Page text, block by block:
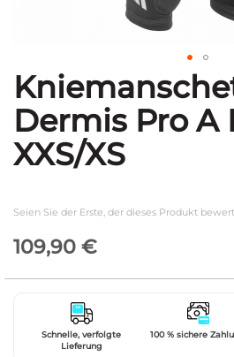
Zum
Anfang
der
Bildgalerie
springen
Dermis Pro A
XXS/XS
Seien Sie der Erste, der dieses Produkt
109,90 €
Schnelle, verfolgte
Lieferung
100 % sichere